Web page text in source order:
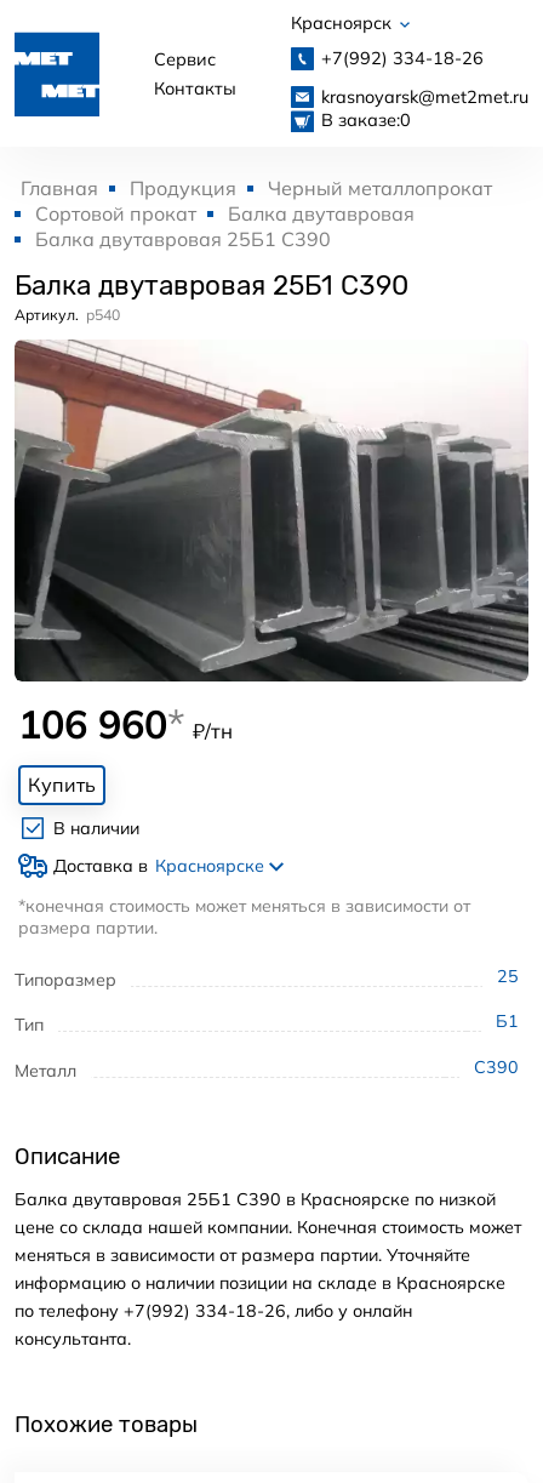
Сервис
Контакты
Красноярск
+7(992) 334-18-26
krasnoyarsk@met2met.ru
В заказе:0
Главная Продукция
Черный металлопрокат
Сортовой прокат
Балка двутавровая
Балка двутавровая 25Б1 С390
Балка двутавровая 25Б1 С390
Артикул. p540
Типоразмер 25
Тип Б1
Металл С390
106 960* ₽/тн
Купить
В наличии
Доставка в Красноярске
*конечная стоимость может меняться в зависимости от
размера партии.
Описание
Балка двутавровая 25Б1 С390 в Красноярске по низкой
цене со склада нашей компании. Конечная стоимость может
меняться в зависимости от размера партии. Уточняйте
информацию о наличии позиции на складе в Красноярске
по телефону +7(992) 334-18-26, либо у онлайн
консультанта.
Похожие товары